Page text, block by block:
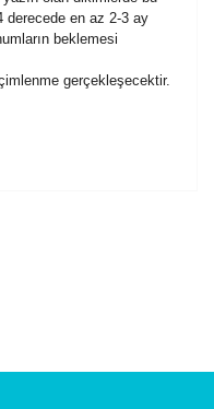
derecede en az 2-3 ay
beklemesi
gerçekleşecektir.